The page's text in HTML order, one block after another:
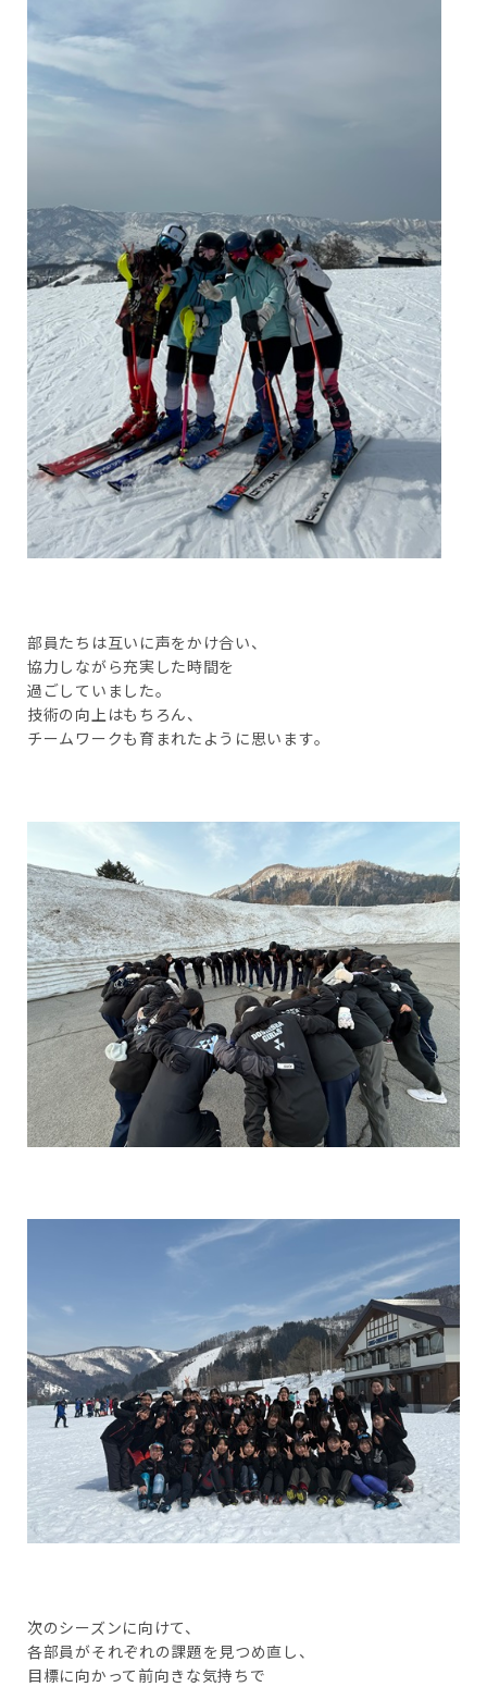
部員たちは互いに声をかけ合い、
協力しながら充実した時間を
過ごしていました。
技術の向上はもちろん、
チームワークも育まれたように思います。
次のシーズンに向けて、
各部員がそれぞれの課題を見つめ直し、
目標に向かって前向きな気持ちで